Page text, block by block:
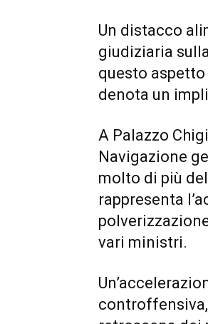
Un distacco
giudiziaria
questo
denota un
A Palazzo
Navigazione
molto di più
rappresenta
vari ministri.